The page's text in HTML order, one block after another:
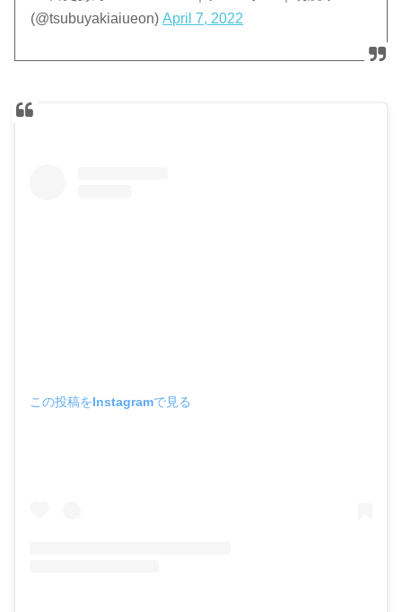
(@tsubuyakiaiueon)April 7, 2022
この投稿をInstagramで見る